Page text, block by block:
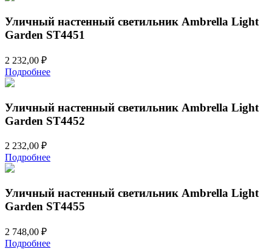
500,00 ₽.
Уличный настенный светильник Ambrella Light
Garden ST4451
2 232,00 ₽
Подробнее
Уличный настенный светильник Ambrella Light
Garden ST4452
2 232,00 ₽
Подробнее
Уличный настенный светильник Ambrella Light
Garden ST4455
2 748,00 ₽
Подробнее